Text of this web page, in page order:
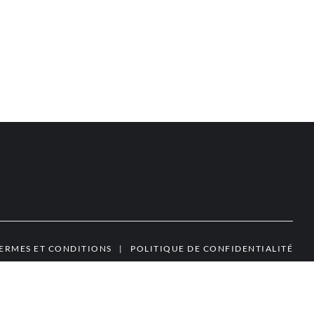
ET CONDITIONS | POLITIQUE DE CONFIDENTIALITÉ